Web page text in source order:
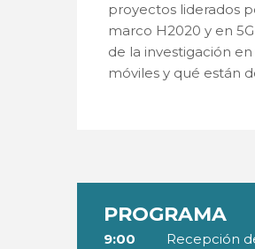
proyectos liderados
marco H2020 y en
de la investigación
móviles y qué están
PROGRAMA
9:00 Recepción